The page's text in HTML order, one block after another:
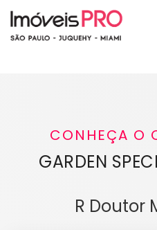
CONHEÇA O
GARDEN
R Doutor